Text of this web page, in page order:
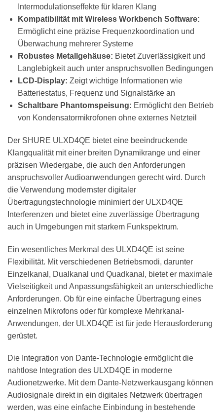
Intermodulationseffekte für klaren Klang
Kompatibilität mit Wireless Workbench Software:
Ermöglicht eine präzise Frequenzkoordination und
Überwachung mehrerer Systeme
Robustes Metallgehäuse: Bietet Zuverlässigkeit und
Langlebigkeit auch unter anspruchsvollen Bedingungen
LCD-Display: Zeigt wichtige Informationen wie
Batteriestatus, Frequenz und Signalstärke an
Schaltbare Phantomspeisung: Ermöglicht den Betrieb
von Kondensatormikrofonen ohne externes Netzteil
Der SHURE ULXD4QE bietet eine beeindruckende
Klangqualität mit einer breiten Dynamikrange und einer
präzisen Wiedergabe, die auch den Anforderungen
anspruchsvoller Audioanwendungen gerecht wird. Durch
die Verwendung modernster digitaler
Übertragungstechnologie minimiert der ULXD4QE
Interferenzen und bietet eine zuverlässige Übertragung
auch in Umgebungen mit starkem Funkspektrum.
Ein wesentliches Merkmal des ULXD4QE ist seine
Flexibilität. Mit verschiedenen Betriebsmodi, darunter
Einzelkanal, Dualkanal und Quadkanal, bietet er maximale
Vielseitigkeit und Anpassungsfähigkeit an unterschiedliche
Anforderungen. Ob für eine einfache Übertragung eines
einzelnen Mikrofons oder für komplexe Mehrkanal-
Anwendungen, der ULXD4QE ist für jede Herausforderung
gerüstet.
Die Integration von Dante-Technologie ermöglicht die
nahtlose Integration des ULXD4QE in moderne
Audionetzwerke. Mit dem Dante-Netzwerkausgang können
Audiosignale direkt in ein digitales Netzwerk übertragen
werden, was eine einfache Einbindung in bestehende